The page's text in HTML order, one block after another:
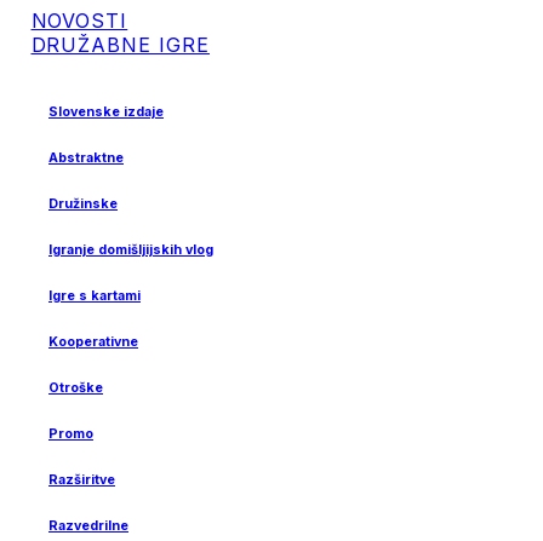
NOVOSTI
DRUŽABNE IGRE
Slovenske izdaje
Abstraktne
Družinske
Igranje domišljijskih vlog
Igre s kartami
Kooperativne
Otroške
Promo
Razširitve
Razvedrilne